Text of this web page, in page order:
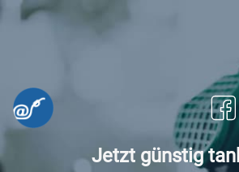
Jetzt günstig